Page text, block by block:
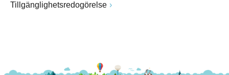
Tillgänglighetsredogörelse